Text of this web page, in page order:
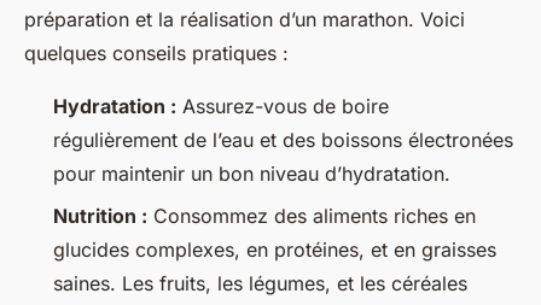
préparation et la réalisation d’un marathon. Voici
quelques conseils pratiques :
Hydratation : Assurez-vous de boire
régulièrement de l’eau et des boissons électronées
pour maintenir un bon niveau d’hydratation.
Nutrition : Consommez des aliments riches en
glucides complexes, en protéines, et en graisses
saines. Les fruits, les légumes, et les céréales